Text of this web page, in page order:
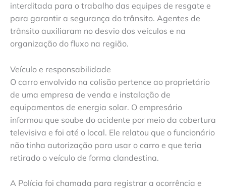
interditada para o trabalho das equipes de resgate e
para garantir a segurança do trânsito. Agentes de
trânsito auxiliaram no desvio dos veículos e na
organização do fluxo na região.
Veículo e responsabilidade
O carro envolvido na colisão pertence ao proprietário
de uma empresa de venda e instalação de
equipamentos de energia solar. O empresário
informou que soube do acidente por meio da cobertura
televisiva e foi até o local. Ele relatou que o funcionário
não tinha autorização para usar o carro e que teria
retirado o veículo de forma clandestina.
A Polícia foi chamada para registrar a ocorrência e